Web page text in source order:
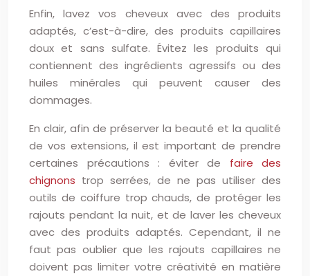
Enfin, lavez vos cheveux avec des produits
adaptés, c’est-à-dire, des produits capillaires
doux et sans sulfate. Évitez les produits qui
contiennent des ingrédients agressifs ou des
huiles minérales qui peuvent causer des
dommages.
En clair, afin de préserver la beauté et la qualité
de vos extensions, il est important de prendre
certaines précautions : éviter de faire des
chignons trop serrées, de ne pas utiliser des
outils de coiffure trop chauds, de protéger les
rajouts pendant la nuit, et de laver les cheveux
avec des produits adaptés. Cependant, il ne
faut pas oublier que les rajouts capillaires ne
doivent pas limiter votre créativité en matière